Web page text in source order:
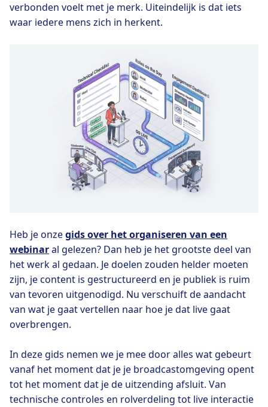
verbonden voelt met je merk. Uiteindelijk is dat iets
waar iedere mens zich in herkent.
Heb je onzegids over het organiseren van een
webinaral gelezen? Dan heb je het grootste deel van
het werk al gedaan. Je doelen zouden helder moeten
zijn, je content is gestructureerd en je publiek is ruim
van tevoren uitgenodigd. Nu verschuift de aandacht
van wat je gaat vertellen naar hoe je dat live gaat
overbrengen.
In deze gids nemen we je mee door alles wat gebeurt
vanaf het moment dat je je broadcastomgeving opent
tot het moment dat je de uitzending afsluit. Van
technische controles en rolverdeling tot live interactie